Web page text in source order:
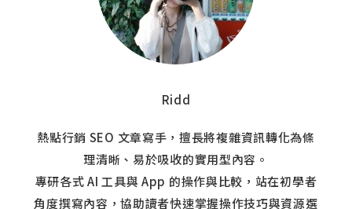
Ridd
熱點行銷 SEO 文章寫手，擅長將複雜資訊轉化為條
理清晰、易於吸收的實用型內容。
專研各式 AI 工具與 App 的操作與比較，站在初學者
角度撰寫內容，協助讀者快速掌握操作技巧與資源選